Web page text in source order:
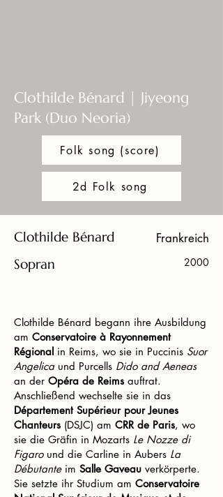
Clothilde Bénard | Jiyeong
Park (Duo Neoria)
Folk song (score)
2d Folk song
Clothilde Bénard Frankreich
Sopran 2000
Clothilde Bénard begann ihre Ausbildung
am Conservatoire à Rayonnement
Régional in Reims, wo sie in Puccinis Suor
Angelicaund Purcells Dido and Aeneas
an der Opéra de Reims auftrat.
Anschließend wechselte sie in das
Département Supérieur pour Jeunes
Chanteurs (DSJC) am CRR de Paris, wo
sie die Gräfin in Mozarts Le Nozze di
Figaround die Carline in Aubers La
Débutanteim Salle Gaveau verkörperte.
Sie setzte ihr Studium am Conservatoire